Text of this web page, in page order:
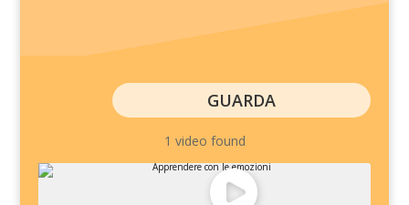
GUARDA
1 video found